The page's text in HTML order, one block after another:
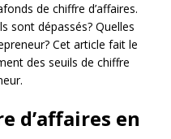
de chiffre d’affaires.
sont dépassés? Quelles
Cet article fait le
des seuils de chiffre
d’affaires en